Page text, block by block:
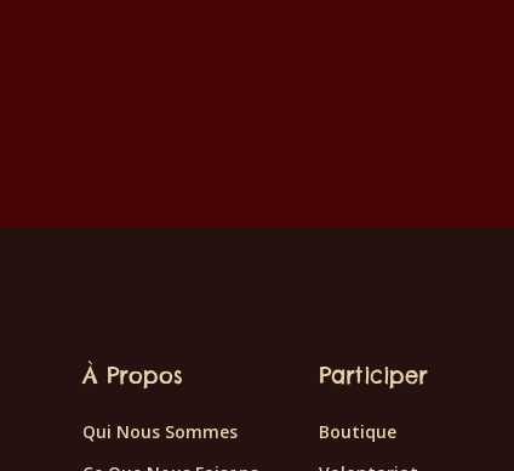
À Propos
Qui Nous Sommes
Participer
Boutique